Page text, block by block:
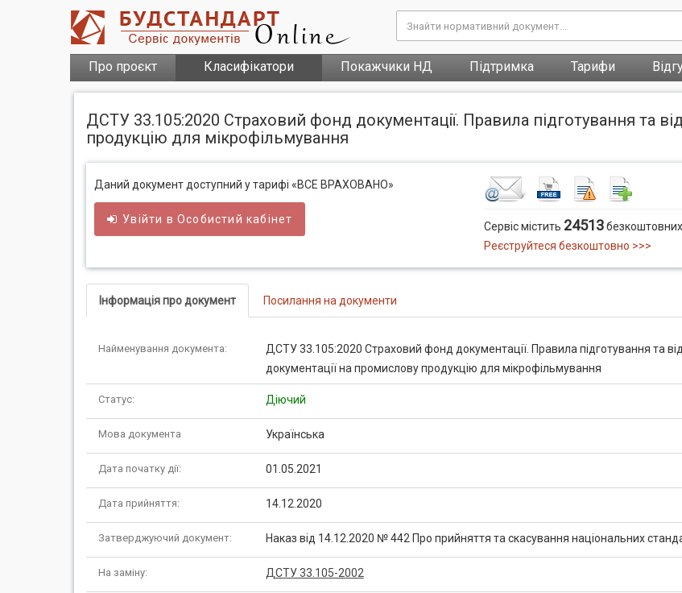
Про проєкт Класифікатори Покажчики НД Підтримка Тарифи
ДСТУ 33.105:2020 Страховий фонд документації. Правила підготування та
продукцію для мікрофільмування
Даний документ доступний у тарифі «ВСЕ ВРАХОВАНО»
Увійти вОсобистий кабінет
Сервіс містить 24513безкоштовних
Реєструйтеся безкоштовно >>>
Інформація про документ Посилання на документи
Найменування документа:
ДСТУ 33.105:2020 Страховий фонд документації. Правила підготування та
документації на промислову продукцію для мікрофільмування
Статус: Діючий
Мова документа Українська
Дата початку дії: 01.05.2021
Дата прийняття: 14.12.2020
Затверджуючий документ: Наказ від 14.12.2020 № 442 Про прийняття та скасування національних
На заміну: ДСТУ 33.105-2002